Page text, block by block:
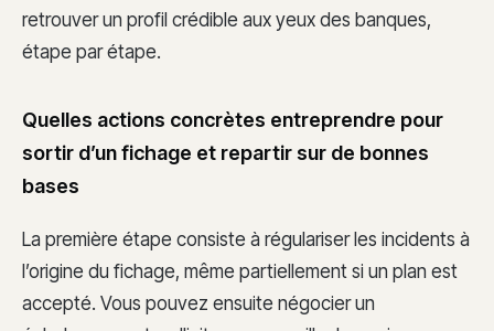
retrouver un profil crédible aux yeux des banques,
étape par étape.
Quelles actions concrètes entreprendre pour
sortir d’un fichage et repartir sur de bonnes
bases
La première étape consiste à régulariser les incidents à
l’origine du fichage, même partiellement si un plan est
accepté. Vous pouvez ensuite négocier un